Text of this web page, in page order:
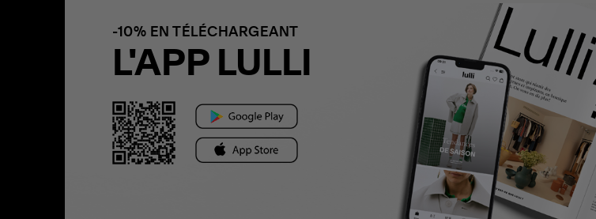
-10% EN TÉLÉCHARGEANT
L'APP LULLI